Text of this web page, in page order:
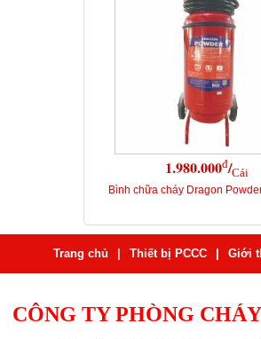
1.980.000đ/Cái
Bình chữa cháy Dragon
Trang chủ Thiết bị PCCC Giới
CÔNG TY PHÒNG